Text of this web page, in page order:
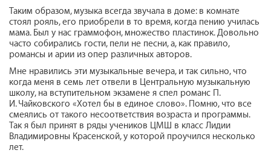
Таким образом, музыка всегда звучала в доме: в комнате
стоял рояль, его приобрели в то время, когда пению училась
мама. Был у нас граммофон, множество пластинок. Довольно
часто собирались гости, пели не песни, а, как правило,
романсы и арии из опер различных авторов.
Мне нравились эти музыкальные вечера, и так сильно, что
когда меня в семь лет отвели в Центральную музыкальную
школу, на вступительном экзамене я спел романс П.
И. Чайковского «Хотел бы в единое слово». Помню, что все
смеялись от такого несоответствия возраста и программы.
Так я был принят в ряды учеников ЦМШ в класс Лидии
Владимировны Красенской, у которой проучился несколько
лет.